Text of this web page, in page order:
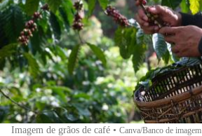
Imagem de grãos de café • Canva/Banco de imagem